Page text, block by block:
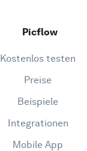
Picflow
Kostenlos testen
Preise
Beispiele
Integrationen
Mobile App